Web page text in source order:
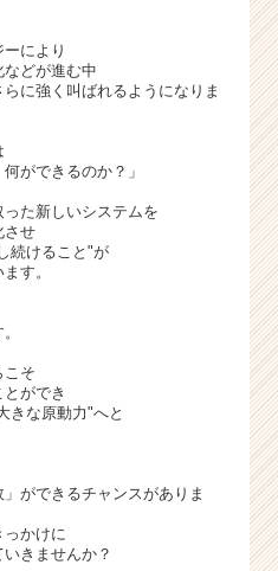
により
どが進む中
に強く叫ばれるようになりま
ができるのか？」
た新しいシステムを
させ
続けること"が
す。
そ
ができ
きな原動力"へと
ができるチャンスがありま
かけに
きませんか？